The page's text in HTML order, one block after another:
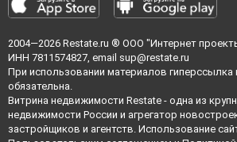
2004—2026 Restate.ru ® ООО "Интернет
ИНН 7811574827, email sup@restate.ru
При использовании материалов гиперссылка
обязательна.
Витрина недвижимости Restate - одна из
недвижимости России и агрегатор
застройщиков и агентств. Использование